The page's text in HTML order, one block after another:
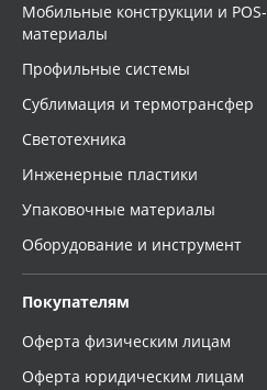
Мобильные конструкции и POS-
материалы
Профильные системы
Сублимация и термотрансфер
Светотехника
Инженерные пластики
Упаковочные материалы
Оборудование и инструмент
Покупателям
Оферта физическим лицам
Оферта юридическим лицам